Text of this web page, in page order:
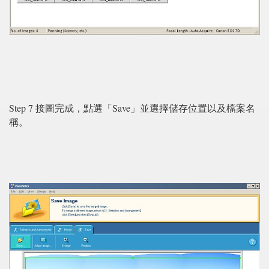
Step 7 接圖完成，點選「Save」並選擇儲存位置以及檔案名
稱。